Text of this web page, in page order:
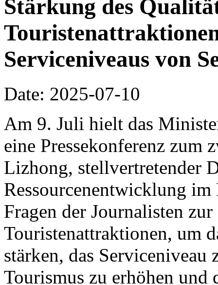
Stärkung des
Serviceniveaus von
Date: 2025-07-10
Am 9. Juli hielt das
eine Pressekonferenz zum
Lizhong, stellvertretender
Ressourcenentwicklung
Fragen der Journalisten
Touristenattraktionen, um
stärken, das Serviceniveau
Tourismus zu erhöhen und